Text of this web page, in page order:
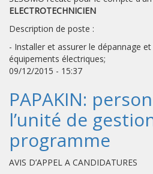
ELECTROTECHNICIEN
Description de poste :
- Installer et assurer le dépannage
équipements électriques;
09/12/2015 - 15:37
PAPAKIN:
l’unité de
programme
AVIS D’APPEL A CANDIDATURES